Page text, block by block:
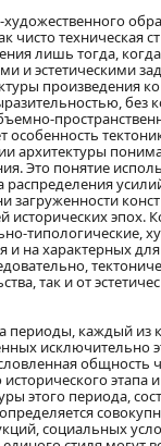
художественного
чисто техническая
лишь тогда,
и эстетическими
произведения
без
архитектуры
Это понятие
распределения
загруженности
исторических эпох.
типологические,
и на характерных
так и от
периоды, каждый из
исключительно
общность
этапа
этого периода,
социальных